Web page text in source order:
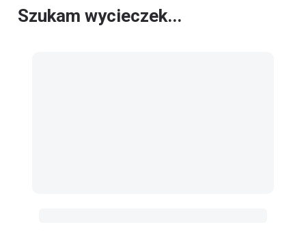
Szukam wycieczek...